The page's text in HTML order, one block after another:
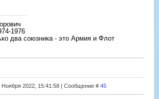
1976
два союзника - это Армия и Флот
Ноября 2022, 15:41:58 | Сообщение # 45